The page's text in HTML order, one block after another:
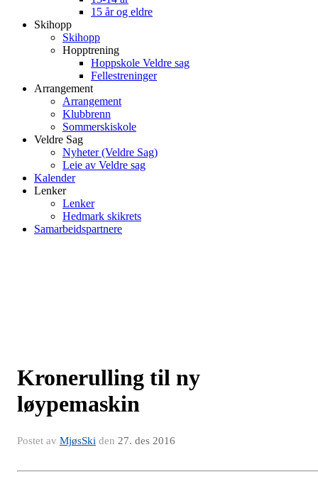
15 år og eldre
Skihopp
Skihopp
Hopptrening
Hoppskole Veldre sag
Fellestreninger
Arrangement
Arrangement
Klubbrenn
Sommerskiskole
Veldre Sag
Nyheter (Veldre Sag)
Leie av Veldre sag
Kalender
Lenker
Lenker
Hedmark skikrets
Samarbeidspartnere
Kronerulling til ny
løypemaskin
Postet av MjøsSki den 27. des 2016